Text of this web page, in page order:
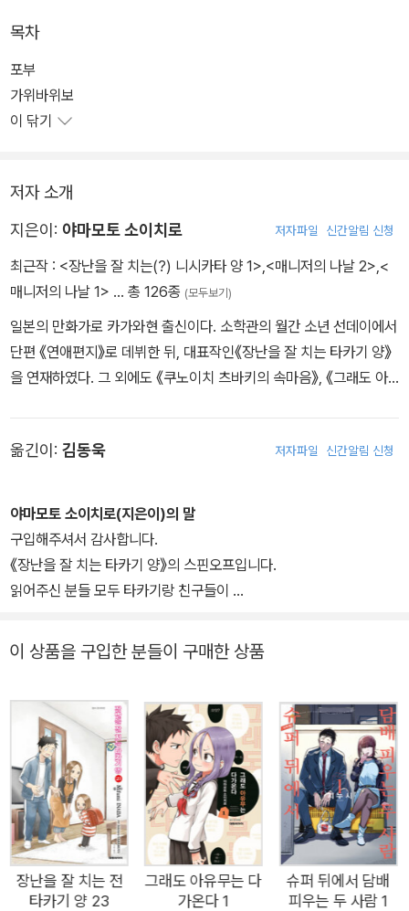
목차
포부
가위바위보
이 닦기
저자 소개
지은이: 야마모토 소이치로 저자파일 신간알림 신청
최근작 : <장난을 잘 치는(?) 니시카타 양 1> <매니저의 나날 2> <
매니저의 나날 1> … 총 126종 (모두보기)
일본의 만화가로 카가와현 출신이다. 소학관의 월간 소년 선데이에서
단편 《연애편지》로 데뷔한 뒤, 대표작인《장난을 잘 치는 타카기 양》
을 연재하였다. 그 외에도 《쿠노이치 츠바키의 속마음》, 《그래도 아
옮긴이: 김동욱 저자파일 신간알림 신청
야마모토 소이치로(지은이)의 말
구입해주셔서 감사합니다.
《장난을 잘 치는 타카기 양》의 스핀오프입니다.
읽어주신 분들 모두 타카기랑 친구들이
이 상품을 구입한 분들이 구매한 상품
장난을 잘 치는 전
타카기 양 23
그래도 아유무는 다
가온다 1
슈퍼 뒤에서 담배
피우는 두 사람 1